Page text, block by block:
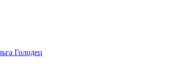
Голодец